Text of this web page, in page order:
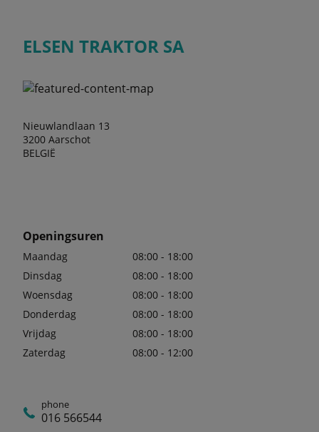
ELSEN TRAKTOR SA
Nieuwlandlaan 13
3200 Aarschot
BELGIË
Openingsuren
Maandag
08:00 - 18:00
Dinsdag
08:00 - 18:00
Woensdag
08:00 - 18:00
Donderdag
08:00 - 18:00
Vrijdag
08:00 - 18:00
Zaterdag
08:00 - 12:00
phone
016 566544